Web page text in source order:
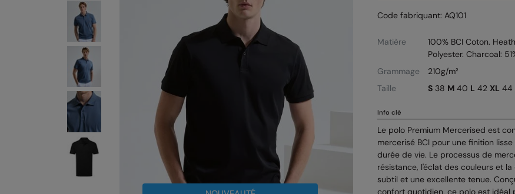
Code fabriquant: AQ101
Matière
100% BCI Coton.
Polyester. Charcoal:
Grammage
210g/m²
Taille
S38 M40 L 42 XL 44
Info clé
Le polo Premium Mercerised est
mercerisé BCI pour une finition
durée de vie. Le processus de
résistance, l'éclat des couleurs et
subtil et une excellente tenue.
confort quotidien, ce polo est idéal